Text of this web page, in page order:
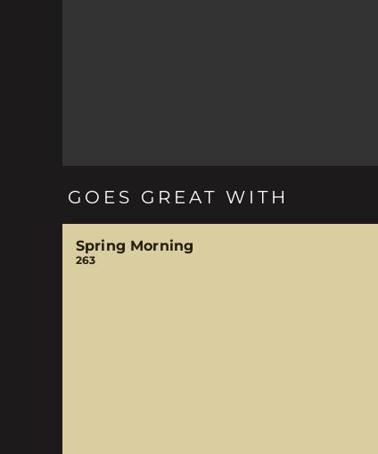
GOES GREAT WITH
Spring Morning
263